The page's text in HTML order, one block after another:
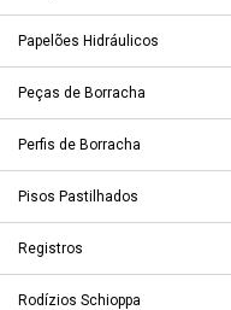
Papelões Hidráulicos
Peças de Borracha
Perfis de Borracha
Pisos Pastilhados
Registros
Rodízios Schioppa